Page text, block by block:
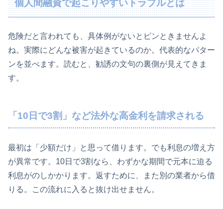
個人間融資で起こりやすいトラブルとは
危険だと言われても、具体例がないとピンときませんよ
ね。実際にどんな被害が起きているのか。代表的なパター
ンを並べます。読むと、勧誘の文句の裏側が見えてきま
す。
「10日で3割」など法外な高金利を請求される
最初は「少額だけ」と思って借ります。でも利息の増え方
が異常です。10日で3割なら、わずかな期間で元本に迫る
利息がのしかかります。返すために、また別の業者から借
りる。この流れに入ると抜け出せません。